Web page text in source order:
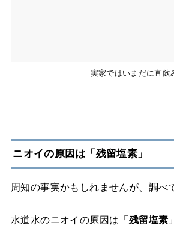
実家ではいまだに直飲
ニオイの原因は「残留塩素」
周知の事実かもしれませんが、調べ
水道水のニオイの原因は 「残留塩素 」